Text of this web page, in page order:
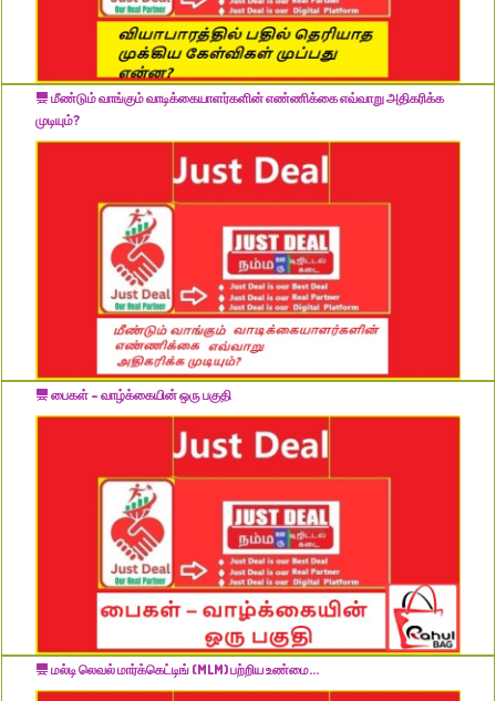
மீண்டும் வாங்கும் வாடிக்கையாளர்களின் எண்ணிக்கை எவ்வாறு அதிகரிக்க
முடியும்?
பைகள் – வாழ்க்கையின் ஒரு பகுதி
மல்டி லெவல் மார்க்கெட்டிங் (MLM) பற்றிய உண்மை...